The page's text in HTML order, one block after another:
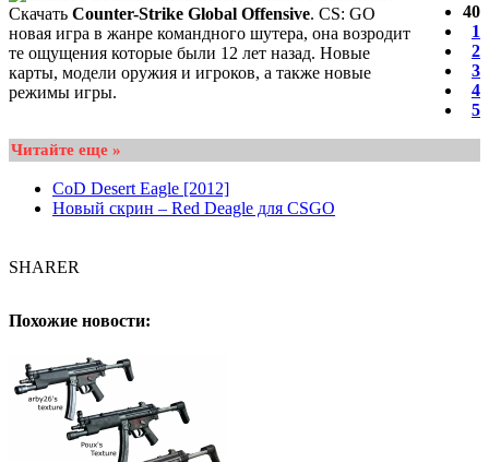
40
1
2
3
4
5
Скачать Counter-Strike Global Offensive. CS: GO
новая игра в жанре командного шутера, она возродит
те ощущения которые были 12 лет назад. Новые
карты, модели оружия и игроков, а также новые
режимы игры.
Читайте еще »
CoD Desert Eagle [2012]
Новый скрин – Red Deagle для CSGO
SHARER
Похожие новости: